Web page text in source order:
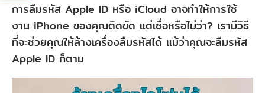
การลืมรหัส Apple ID หรือ iCloud อาจทำให้การใช้
งาน iPhone ของคุณติดขัด แต่เชื่อหรือไม่ว่า? เรามีวิธี
ที่จะช่วยคุณให้ล้างเครื่องลืมรหัสได้ แม้ว่าคุณจะลืมรหัส
Apple ID ก็ตาม